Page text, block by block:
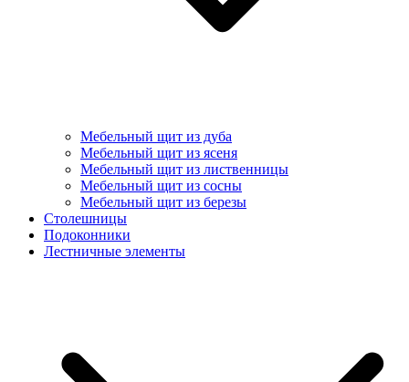
Мебельный щит из дуба
Мебельный щит из ясеня
Мебельный щит из лиственницы
Мебельный щит из сосны
Мебельный щит из березы
Столешницы
Подоконники
Лестничные элементы